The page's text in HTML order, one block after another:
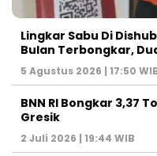
Lingkar Sabu Di
Bulan Terbongkar,
5 Agustus 2026 | 17:50
BNN RI Bongkar 3,37
Gresik
2 Juli 2026 | 19:44 WIB